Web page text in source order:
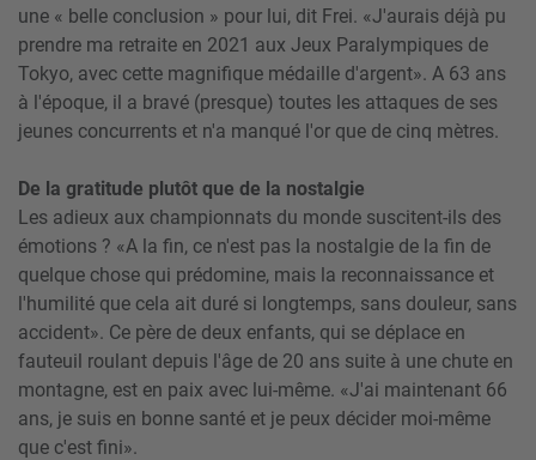
une « belle conclusion » pour lui, dit Frei. «J'aurais déjà pu
prendre ma retraite en 2021 aux Jeux Paralympiques de
Tokyo, avec cette magnifique médaille d'argent». A 63 ans
à l'époque, il a bravé (presque) toutes les attaques de ses
jeunes concurrents et n'a manqué l'or que de cinq mètres.
De la gratitude plutôt que de la nostalgie
Les adieux aux championnats du monde suscitent-ils des
émotions ? «A la fin, ce n'est pas la nostalgie de la fin de
quelque chose qui prédomine, mais la reconnaissance et
l'humilité que cela ait duré si longtemps, sans douleur, sans
accident». Ce père de deux enfants, qui se déplace en
fauteuil roulant depuis l'âge de 20 ans suite à une chute en
montagne, est en paix avec lui-même. «J'ai maintenant 66
ans, je suis en bonne santé et je peux décider moi-même
que c'est fini».